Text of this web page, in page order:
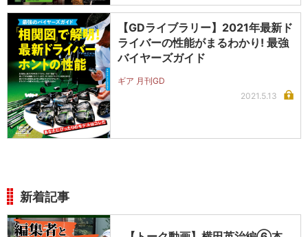
【GDライブラリー】2021年最新ド
ライバーの性能がまるわかり! 最強
バイヤーズガイド
ギア 月刊GD
2021.5.13
新着記事